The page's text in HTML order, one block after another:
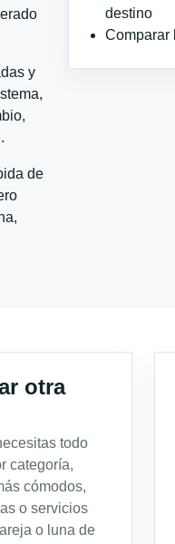
y
de
destino
Comparar
otra
todo
categoría,
cómodos,
o servicios
o luna de